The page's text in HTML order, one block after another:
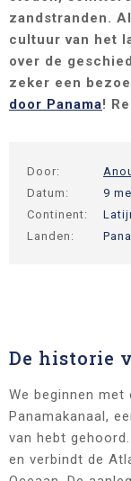
zandstranden.
cultuur van het
over de
zeker een
door Panama!
Door:
Datum:
9
Continent:
Landen:
De historie
We beginnen
Panamakanaal,
van hebt
en verbindt de